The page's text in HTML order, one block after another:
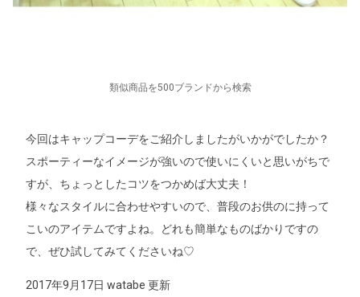
類似商品を500ブランドから検索
今回はキャップコーデをご紹介しましたがいかがでしたか？
スポーティーなイメージが強いので使いにくいと思いがちで
すが、ちょっとしたコツをつかめば大丈夫！
様々なスタイルに合わせやすいので、普段のお供のに持って
こいのアイテムですよね。どれも簡単なものばかりですの
で、ぜひ試してみてくださいね♡
2017年9月17日 watabe 更新